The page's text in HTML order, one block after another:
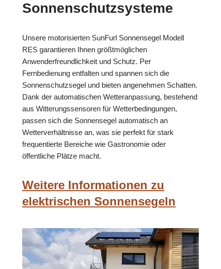
Sonnenschutzsysteme
Unsere motorisierten SunFurl Sonnensegel Modell
RES garantieren Ihnen größtmöglichen
Anwenderfreundlichkeit und Schutz. Per
Fernbedienung entfalten und spannen sich die
Sonnenschutzsegel und bieten angenehmen Schatten.
Dank der automatischen Wetteranpassung, bestehend
aus Witterungssensoren für Wetterbedingungen,
passen sich die Sonnensegel automatisch an
Wetterverhältnisse an, was sie perfekt für stark
frequentierte Bereiche wie Gastronomie oder
öffentliche Plätze macht.
Weitere Informationen zu
elektrischen Sonnensegeln